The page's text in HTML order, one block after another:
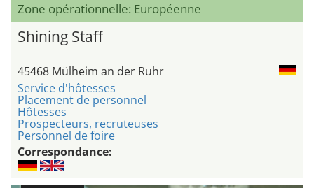
Zone opérationnelle: Européenne
Shining Staff
45468 Mülheim an der Ruhr
Service d'hôtesses
Placement de personnel
Hôtesses
Prospecteurs, recruteuses
Personnel de foire
Correspondance: